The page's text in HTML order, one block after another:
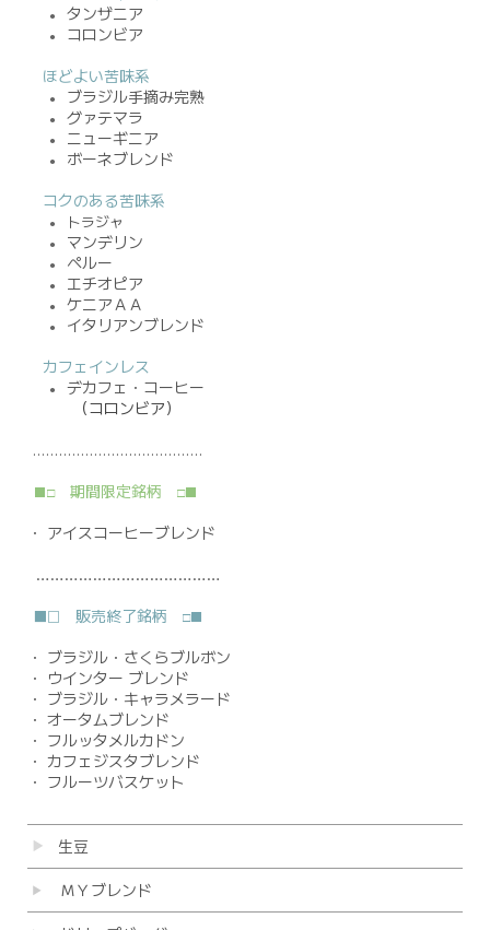
● タンザニア
● コロンビア
ほどよい苦味系
● ブラジル手摘み完熟
● グァテマラ
● ニューギニア
● ボーネブレンド
コクのある苦味系
● トラジャ
● マンデリン
● ペルー
● エチオピア
● ケニアＡＡ
● イタリアンブレンド
カフェインレス
● デカフェ・コーヒー
（コロンビア）
…………………………………
■□期間限定銘柄 □■
・ アイスコーヒーブレンド
…………………………………
■□ 販売終了銘柄 □■
・ ブラジル・さくらブルボン
・ ウインター ブレンド
・ ブラジル・キャラメラード
・ オータムブレンド
・ フルッタメルカドン
・ カフェジスタブレンド
・ フルーツバスケット
生豆
ＭＹブレンド